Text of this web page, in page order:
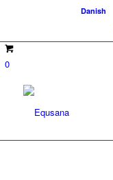
Danish
0